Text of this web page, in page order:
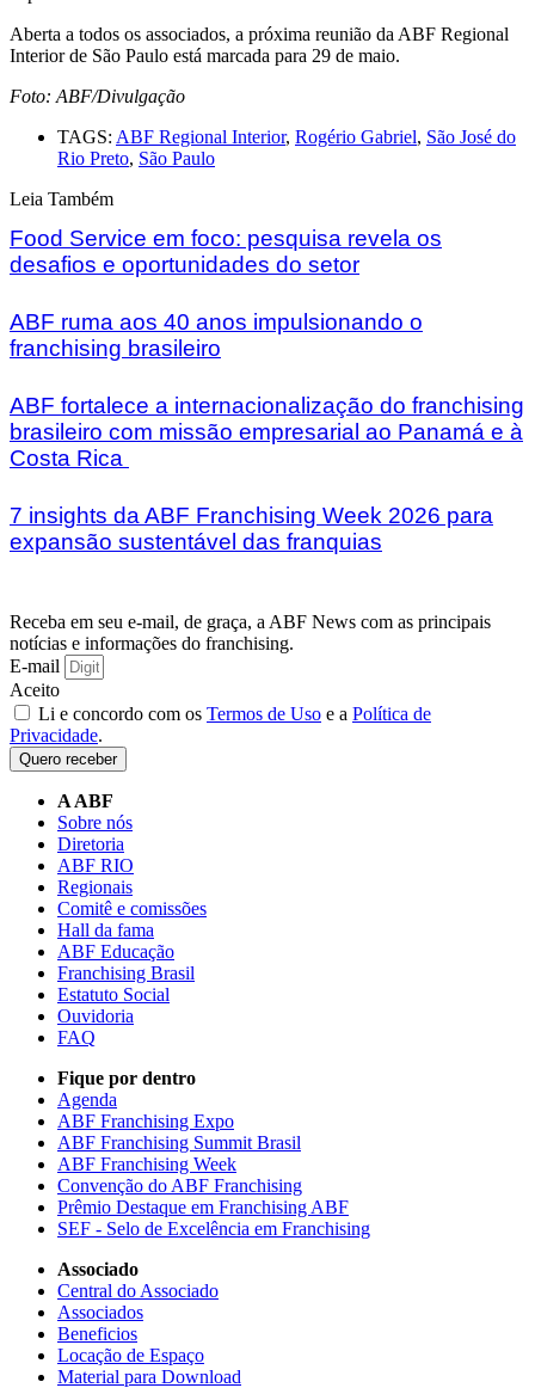
Aberta a todos os associados, a próxima reunião da ABF Regional
Interior de São Paulo está marcada para 29 de maio.
Foto: ABF/Divulgação
TAGS: ABF Regional Interior, Rogério Gabriel, São José do
Rio Preto, São Paulo
Leia Também
Food Service em foco: pesquisa revela os
desafios e oportunidades do setor
ABF ruma aos 40 anos impulsionando o
franchising brasileiro
ABF fortalece a internacionalização do franchising
brasileiro com missão empresarial ao Panamá e à
Costa Rica
7 insights da ABF Franchising Week 2026 para
expansão sustentável das franquias
Receba em seu e-mail, de graça, a ABF News com as principais
notícias e informações do franchising.
E-mail
Aceito
Li e concordo com os Termos de Uso e a Política de
Privacidade.
Quero receber
A ABF
Sobre nós
Diretoria
ABF RIO
Regionais
Comitê e comissões
Hall da fama
ABF Educação
Franchising Brasil
Estatuto Social
Ouvidoria
FAQ
Fique por dentro
Agenda
ABF Franchising Expo
ABF Franchising Summit Brasil
ABF Franchising Week
Convenção do ABF Franchising
Prêmio Destaque em Franchising ABF
SEF - Selo de Excelência em Franchising
Associado
Central do Associado
Associados
Beneficios
Locação de Espaço
Material para Download